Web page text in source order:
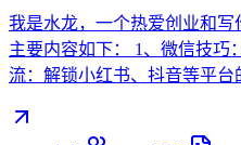
我是水龙，一个热爱创业和写
主要内容如下： 1、微信技巧
流：解锁小红书、抖音等平台